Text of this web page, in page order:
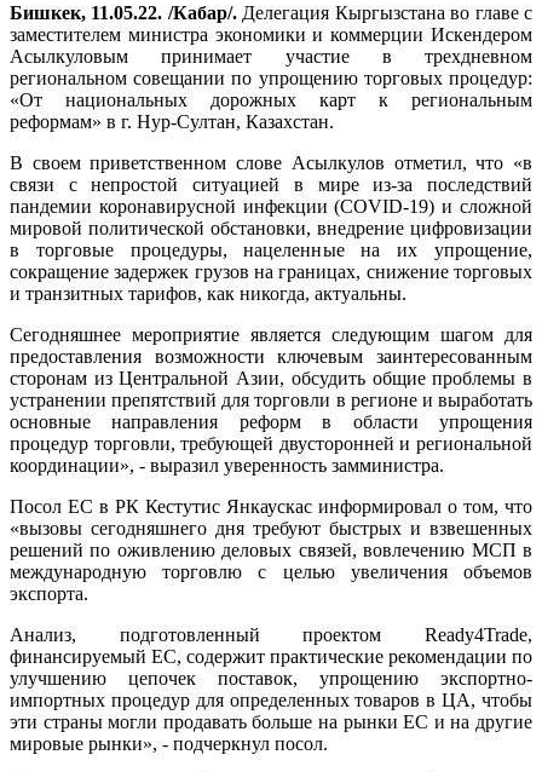
Бишкек, 11.05.22. /Кабар/.Делегация Кыргызстана во главе с
заместителем министра экономики и коммерции Искендером
Асылкуловым принимает участие в трехдневном
региональном совещании по упрощению торговых процедур:
«От национальных дорожных карт к региональным
реформам» в г. Нур-Султан, Казахстан.
В своем приветственном слове Асылкулов отметил, что «в
связи с непростой ситуацией в мире из-за последствий
пандемии коронавирусной инфекции (COVID-19) и сложной
мировой политической обстановки, внедрение цифровизации
в торговые процедуры, нацеленные на их упрощение,
сокращение задержек грузов на границах, снижение торговых
и транзитных тарифов, как никогда, актуальны.
Сегодняшнее мероприятие является следующим шагом для
предоставления возможности ключевым заинтересованным
сторонам из Центральной Азии, обсудить общие проблемы в
устранении препятствий для торговли в регионе и выработать
основные направления реформ в области упрощения
процедур торговли, требующей двусторонней и региональной
координации», - выразил уверенность замминистра.
Посол ЕС в РК Кестутис Янкаускас информировал о том, что
«вызовы сегодняшнего дня требуют быстрых и взвешенных
решений по оживлению деловых связей, вовлечению МСП в
международную торговлю с целью увеличения объемов
экспорта.
Анализ, подготовленный проектом Ready4Trade,
финансируемый ЕС, содержит практические рекомендации по
улучшению цепочек поставок, упрощению экспортно-
импортных процедур для определенных товаров в ЦА, чтобы
эти страны могли продавать больше на рынки ЕС и на другие
мировые рынки», - подчеркнул посол.